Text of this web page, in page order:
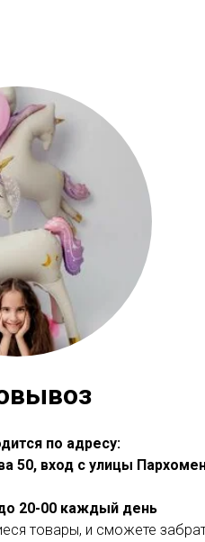
по адресу:
50, вход с улицы
20-00 каждый день
товары, и сможете